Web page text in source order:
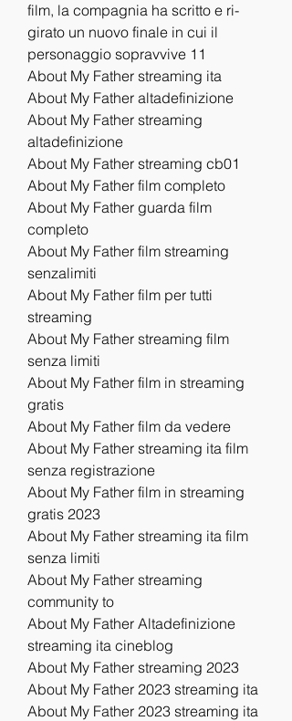
film, la compagnia ha scritto e ri-
girato un nuovo finale in cui il
personaggio sopravvive 11
About My Father streaming ita
About My Father altadefinizione
About My Father streaming
altadefinizione
About My Father streaming cb01
About My Father film completo
About My Father guarda film
completo
About My Father film streaming
senzalimiti
About My Father film per tutti
streaming
About My Father streaming film
senza limiti
About My Father film in streaming
gratis
About My Father film da vedere
About My Father streaming ita film
senza registrazione
About My Father film in streaming
gratis 2023
About My Father streaming ita film
senza limiti
About My Father streaming
community to
About My Father Altadefinizione
streaming ita cineblog
About My Father streaming 2023
About My Father 2023 streaming ita
About My Father 2023 streaming ita